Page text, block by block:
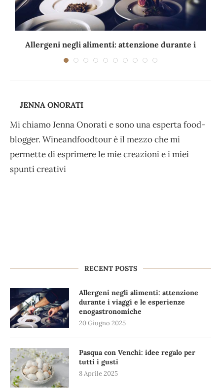
Allergeni negli alimenti: attenzione durante i
viaggi e...
JENNA ONORATI
Mi chiamo Jenna Onorati e sono una esperta food-
blogger. Wineandfoodtour è il mezzo che mi
permette di esprimere le mie creazioni e i miei
spunti creativi
RECENT POSTS
Allergeni negli alimenti: attenzione
durante i viaggi e le esperienze
enogastronomiche
20 Giugno 2025
Pasqua con Venchi: idee regalo per
tutti i gusti
8 Aprile 2025